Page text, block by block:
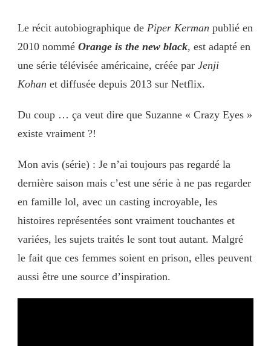
Le récit autobiographique de Piper Kerman publié en
2010 nommé Orange is the new black, est adapté en
une série télévisée américaine, créée par Jenji
Kohan et diffusée depuis 2013 sur Netflix.
Du coup … ça veut dire que Suzanne « Crazy Eyes »
existe vraiment ?!
Mon avis (série) : Je n’ai toujours pas regardé la
dernière saison mais c’est une série à ne pas regarder
en famille lol, avec un casting incroyable, les
histoires représentées sont vraiment touchantes et
variées, les sujets traités le sont tout autant. Malgré
le fait que ces femmes soient en prison, elles peuvent
aussi être une source d’inspiration.